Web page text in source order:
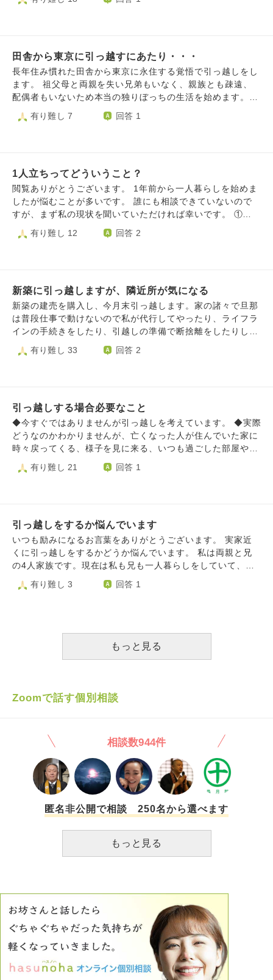
言っています） その時にそういう事は言わないでと伝えた
が余計寂しくなってしまいました。 今日遊んだ場所まで今
妊娠中で通院してるいる病院から20分だったりと行けない距
離ではないのですが、せっかくステキなお友達が出来たのに
なあ。と悲しくて堪りません。 夫にこういう事を話したら
も出来るだけポジティブに考えるように最近心掛けていたの
です。
直すと言っていたが急に修理だけにすると言い出したり、内
伝える際も淡々としていて反省すらしていません。玄関の鍵
や床暖房等大型の箇所は仲介業者として売主からの申告以外
でも確認すべきであると指摘しましたが売主から申告された
内容を伝えるのが仕事だと主張されています。 売主と仲介
ちらの思いを伝えても「全て含めて中古物件ですから…」と
気持ちを冷却することに努めましたが悲しみに変わっただけ
でした。
田舎から東京に引っ越すにあたり・・・
長年住み慣れた田舎から東京に永住する覚悟で引っ越しをし
ます。 祖父母と両親を失い兄弟もいなく、親族とも疎遠、
配偶者もいないため本当の独りぼっちの生活を始めます。
新しい仕事に転職、新しい土地での生活と期待半分・不安半
分（もしかしたら不安要素が強いかもしれません）ですが、
も背負うものも無いので好きなように頑張ってみます。 そ
こで、この先の心構えや生きていくにあたり必要なこと、必
要な考えをご教示していただけたら幸いです。 宜しくお願
い致します。
有り難し 7 回答 1
1人立ちってどういうこと？
閲覧ありがとうございます。 1年前から一人暮らしを始めま
したが悩むことが多いです。 誰にも相談できていないので
すが、まず私の現状を聞いていただければ幸いです。 ①私は
一人暮らしをする前は虫歯がありませんでしたが、上下虫歯
になりました。 歯磨きのために移動が辛く、歯磨きをしな
ンがいつも荒れています…。 ③また、「あんたが移動する度
ゴミができる」と家族に言われるほど汚部屋でした。 今住
んでる部屋もゴミが溢れだしています。 一応ゴミ箱はある
のですがゴミが満帆で、捨てられません。 ④ゴミを捨てるの
て方が分からないので燃えるゴミにこっそり混入して捨てて
す。 心が折れることも多いです。 自立したいという思いで
一人暮らしを始めましたが、私には向いてないでしょうか。
上記のような、一人暮らしの相談がなかなか出来ず困ってい
ます。 実家に戻るべきだと思いますか？
有り難し 12 回答 2
新築に引っ越しますが、隣近所が気になる
新築の建売を購入し、今月末引っ越します。家の諸々で旦那
は普段仕事で動けないので私が代行してやったり、ライフラ
インの手続きをしたり、引越しの準備で断捨離をしたりして
います。 役場に行ったりするのも相当なストレスがかか
り、胃腸炎になり、体調を崩しています。家、と言うワード
とのことでした。 ちょうどタイミング良くTwitterで迷惑な
近所の人の動画をあげている人を見て、怖くなりました。
すごい人だったらどうしよう？仲良くなれなかったらどうし
よう？その人には仲良しの近所の人がいるのに、私にはいな
になって今涙が出そうです。 やっと新築を購入して...頑張
時の付き合いとかも考え込んで胃が痛くなります。 挨拶は
絶対にするようにしたいです。 どうしたら明るく考えられ
るでしょうか？新築いいなー！楽しみでしょ！？って言われ
るけど、全く楽しみじゃないです。
有り難し 33 回答 2
引っ越しする場合必要なこと
◆今すぐではありませんが引っ越しを考えています。 ◆実際
どうなのかわかりませんが、亡くなった人が住んでいた家に
時々戻ってくる、様子を見に来る、いつも過ごした部屋や椅
子に座っている、という話を時々聞きます。この場合、例え
ば引っ越しをしてその場所に住んでいた家がなくなったり、
っ越す場合、そういう悲しい寂しい？思いをさせないために
は、どのようなことを行い、引っ越しすればいいでしょう
か。 ②また愛着のあるモノを処分する場合に必要なコトがあ
ればご教示ください。 ◆また木を切らなければならない場
し、長年一緒に過ごしたものです。切らなければならないと
有り難し 21 回答 1
引っ越しをするか悩んでいます
いつも励みになるお言葉をありがとうございます。 実家近
くに引っ越しをするかどうか悩んでいます。 私は両親と兄
の4人家族です。現在は私も兄も一人暮らしをしていて、両
親は飛行機で2時間かかる、かなり離れたところに住んでい
ます。 2年前、両親の都合で私と兄は一人暮らしをすること
と離れた生活は精神的に安心しないようで、近々実家付近へ
より物価も安いので、今の家賃でもっと広い部屋が借りられ
ます。（生活に重点を置いている私にとってはこの上ない喜
こういった理由から私も引っ越しを考えていましたが、そう
なると仕事を変えなくてはいけないのと、友人に会えなくな
るという問題があります。仕事は特に不満なく新卒から同じ
会社で勤めていますし、友人は数少なく滅多に会いません
が、確かな関係を築いてきました。 更に兄が私と一緒に引
っ越しをしたいと考えていることもわかり、両親と兄から求
と引っ越しをするべきか、今の生活を続けていくべきか、ど
うかアドバイスをいただけないでしょうか。 よろしくお願
有り難し 3 回答 1
もっと見る
Zoomで話す個別相談
相談数944件
匿名非公開で相談 250名から選べます
もっと見る